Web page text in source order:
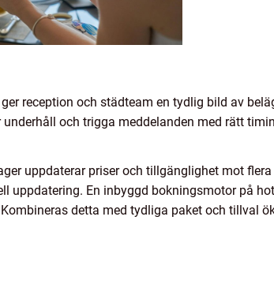
reception och städteam en tydlig bild av
och trigga meddelanden med rätt
uppdaterar priser och tillgänglighet mot
uppdatering. En inbyggd bokningsmotor på
detta med tydliga paket och tillval